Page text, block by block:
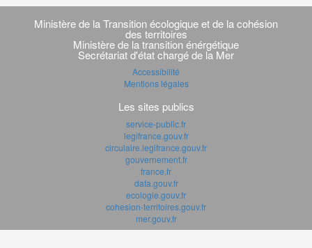
Navigation
transverse
Ministère de la Transition écologique et de la cohésion
des territoires
Ministère de la transition énérgétique
Secrétariat d'état chargé de la Mer
Accessibilité
Mentions légales
Les sites publics
service-public.fr
legifrance.gouv.fr
circulaire.legifrance.gouv.fr
gouvernement.fr
france.fr
data.gouv.fr
ecologie.gouv.fr
cohesion-territoires.gouv.fr
mer.gouv.fr